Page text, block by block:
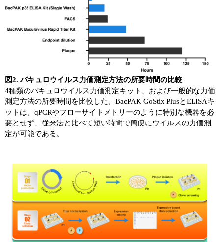
図2. バキュロウイルス力価測定方法の所要時間の比較
4種類のバキュロウイルス力価測定キット、および一般的な力価
測定方法の所要時間を比較した。BacPAK GoStix PlusとELISAキ
ットは、qPCRやフローサイトメトリーのように特別な機器を必
要とせず、従来法と比べて短い時間で簡便にウイルスの力価測
定が可能である。